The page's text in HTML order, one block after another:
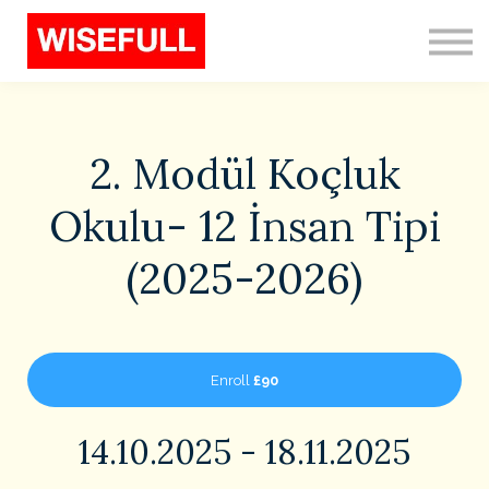
Programs (EN)
2. Modül Koçluk
Okulu- 12 İnsan Tipi
(2025-2026)
Enroll £90
14.10.2025 - 18.11.2025